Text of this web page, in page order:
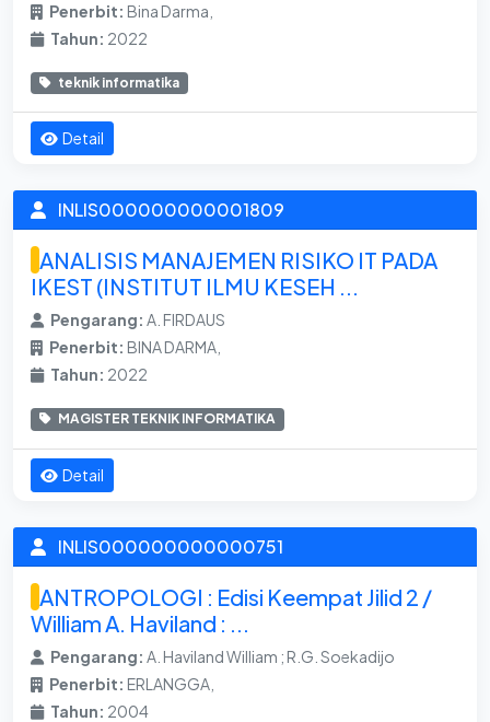
Penerbit: Bina Darma,
Tahun: 2022
teknik informatika
Detail
INLIS000000000001809
ANALISIS MANAJEMEN RISIKO IT PADA
IKEST (INSTITUT ILMU KESEH ...
Pengarang: A. FIRDAUS
Penerbit: BINA DARMA,
Tahun: 2022
MAGISTER TEKNIK INFORMATIKA
Detail
INLIS000000000000751
ANTROPOLOGI : Edisi Keempat Jilid 2 /
William A. Haviland : ...
Pengarang: A. Haviland William ; R.G. Soekadijo
Penerbit: ERLANGGA,
Tahun: 2004